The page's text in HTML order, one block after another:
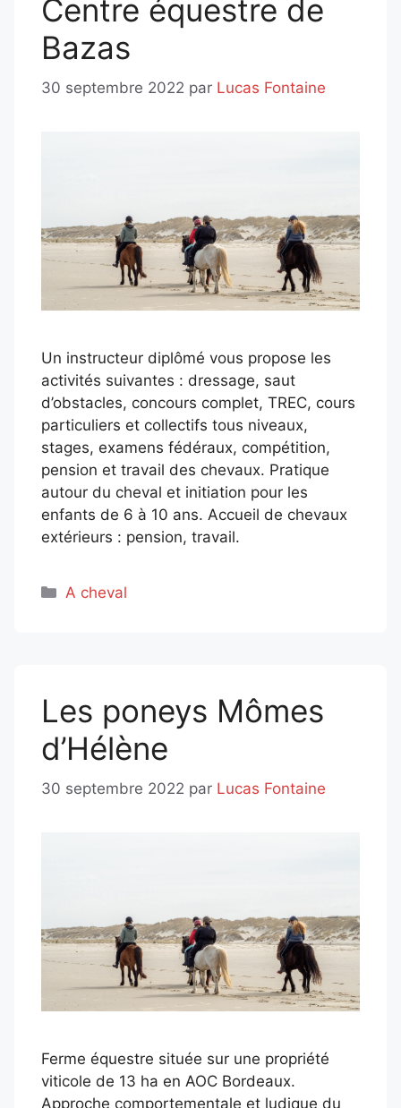
Centre équestre de
Bazas
30 septembre 2022 par Lucas Fontaine
Un instructeur diplômé vous propose les
activités suivantes : dressage, saut
d’obstacles, concours complet, TREC, cours
particuliers et collectifs tous niveaux,
stages, examens fédéraux, compétition,
pension et travail des chevaux. Pratique
autour du cheval et initiation pour les
enfants de 6 à 10 ans. Accueil de chevaux
extérieurs : pension, travail.
Catégories
A cheval
Les poneys Mômes
d’Hélène
30 septembre 2022 par Lucas Fontaine
Ferme équestre située sur une propriété
viticole de 13 ha en AOC Bordeaux.
Approche comportementale et ludique du